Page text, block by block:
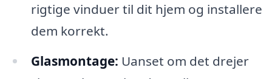
rigtige vinduer til dit hjem og installere
dem korrekt.
Glasmontage: Uanset om det drejer